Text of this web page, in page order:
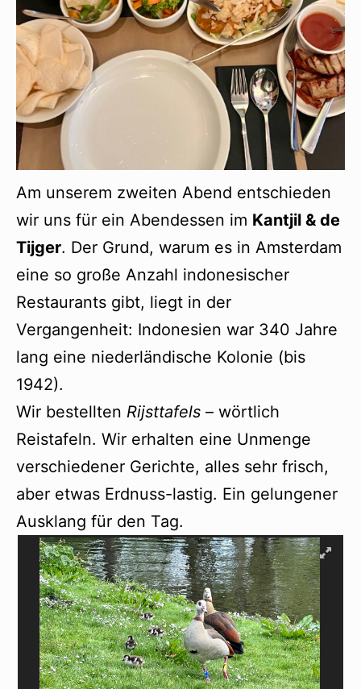
Am unserem zweiten Abend entschieden
wir uns für ein Abendessen im Kantjil & de
Tijger. Der Grund, warum es in Amsterdam
eine so große Anzahl indonesischer
Restaurants gibt, liegt in der
Vergangenheit: Indonesien war 340 Jahre
lang eine niederländische Kolonie (bis
1942).
Wir bestellten Rijsttafels – wörtlich
Reistafeln. Wir erhalten eine Unmenge
verschiedener Gerichte, alles sehr frisch,
aber etwas Erdnuss-lastig. Ein gelungener
Ausklang für den Tag.